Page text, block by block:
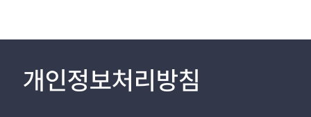
1. 자료의 수집 31
개인정보처리방침